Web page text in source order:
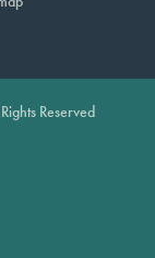
Reserved